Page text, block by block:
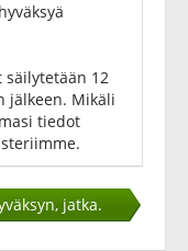
säilytetään 12
jälkeen. Mikäli
tiedot
jatka.